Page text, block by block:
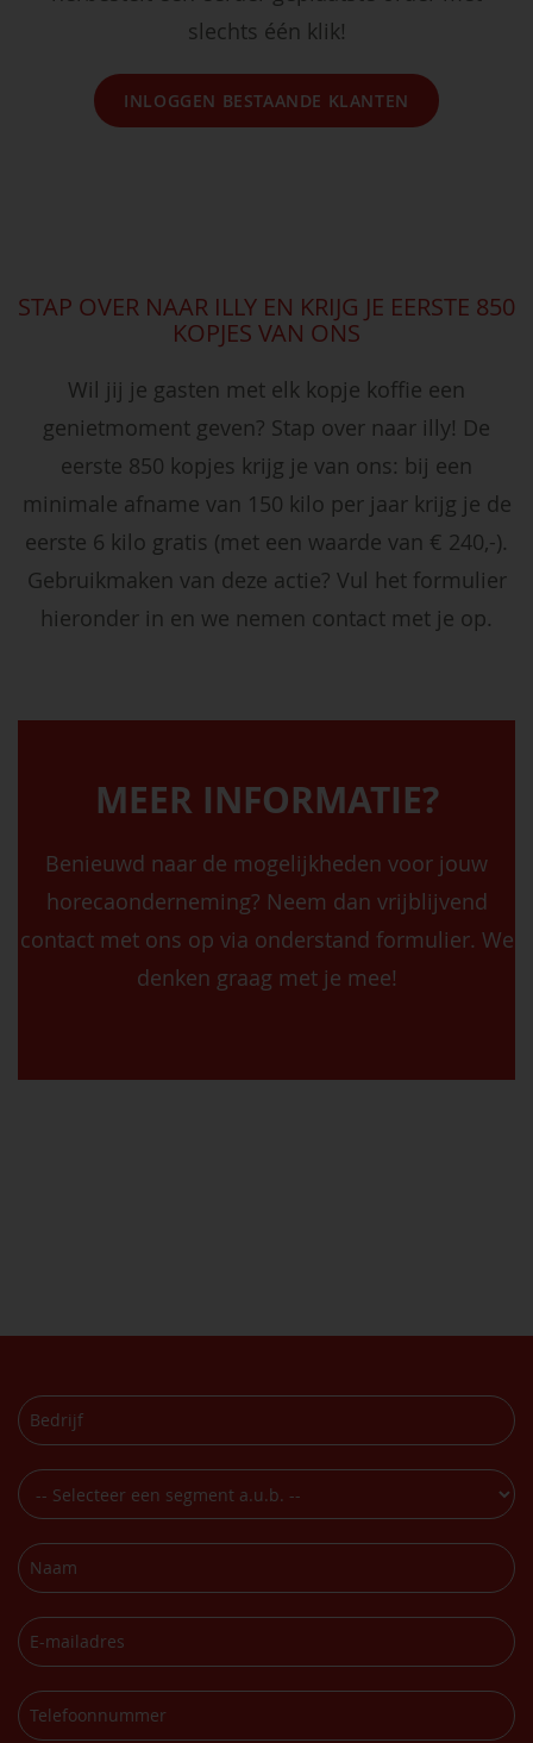
slechts één klik!
INLOGGEN BESTAANDE KLANTEN
STAP OVER NAAR ILLY EN KRIJG JE EERSTE 850
KOPJES VAN ONS
Wil jij je gasten met elk kopje koffie een
genietmoment geven? Stap over naar illy! De
eerste 850 kopjes krijg je van ons: bij een
minimale afname van 150 kilo per jaar krijg je de
eerste 6 kilo gratis (met een waarde van € 240,-).
Gebruikmaken van deze actie? Vul het formulier
hieronder in en we nemen contact met je op.
MEER INFORMATIE?
Benieuwd naar de mogelijkheden voor jouw
horecaonderneming? Neem dan vrijblijvend
contact met ons op via onderstand formulier. We
denken graag met je mee!